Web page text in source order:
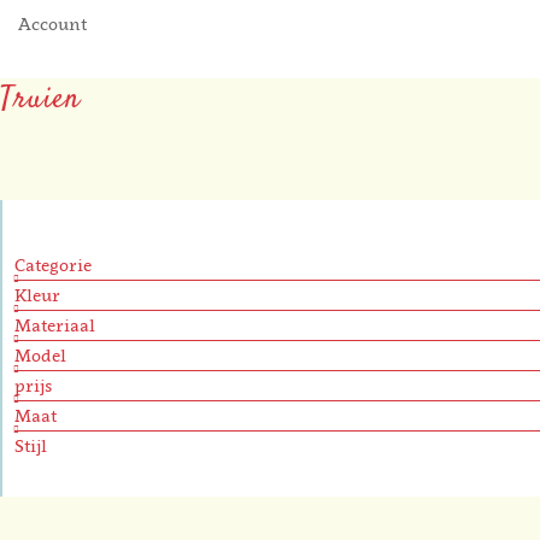
Account
Truien
Categorie
Kleur
Materiaal
Model
prijs
Maat
Stijl